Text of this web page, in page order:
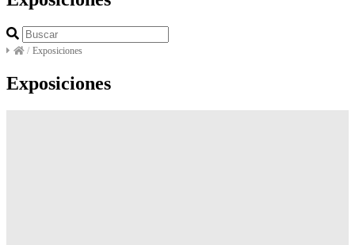
/ Exposiciones
Exposiciones